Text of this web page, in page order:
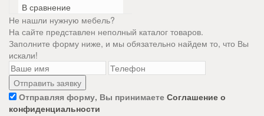
В сравнение
Не нашли нужную мебель?
На сайте представлен неполный каталог товаров.
Заполните форму ниже, и мы обязательно найдем то, что Вы
искали!
Отправляя форму, Вы принимаете Соглашение о
конфиденциальности